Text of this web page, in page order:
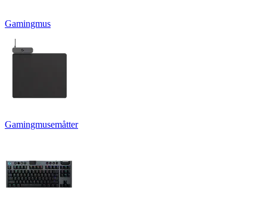
Gamingmus
Gamingmusemåtter